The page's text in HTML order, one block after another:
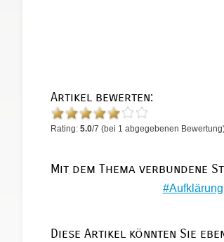
Artikel bewerten:
Rating: 5.0/7 (bei 1 abgegebenen
Mit dem Thema verbundene
Aufklärung
Diese Artikel könnten Sie